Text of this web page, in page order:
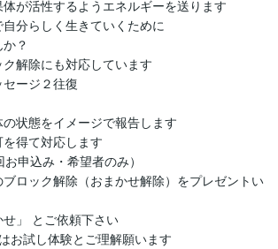
が活性するようエネルギーを送ります
分らしく生きていくために
？
ク解除にも対応しています
セージ２往復
状態をイメージで報告します
得て対応します
申込み・希望者のみ）
ロック解除（おまかせ解除）をプレゼントい
」 とご依頼下さい
お試し体験とご理解願います